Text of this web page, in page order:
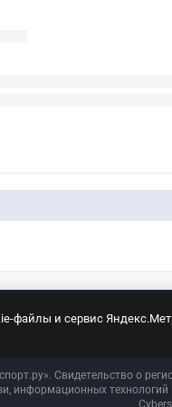
Свидетельство о
информационных
файлы и сервис